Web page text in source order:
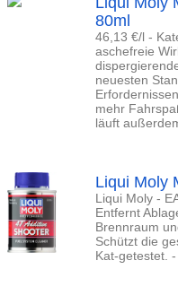
80ml
46,13 €/l -
aschefreie
neuesten
mehr
läuft
Liqui Moly
Liqui Moly -
Entfernt
Brennraum
Schützt die
Kat-getestet.